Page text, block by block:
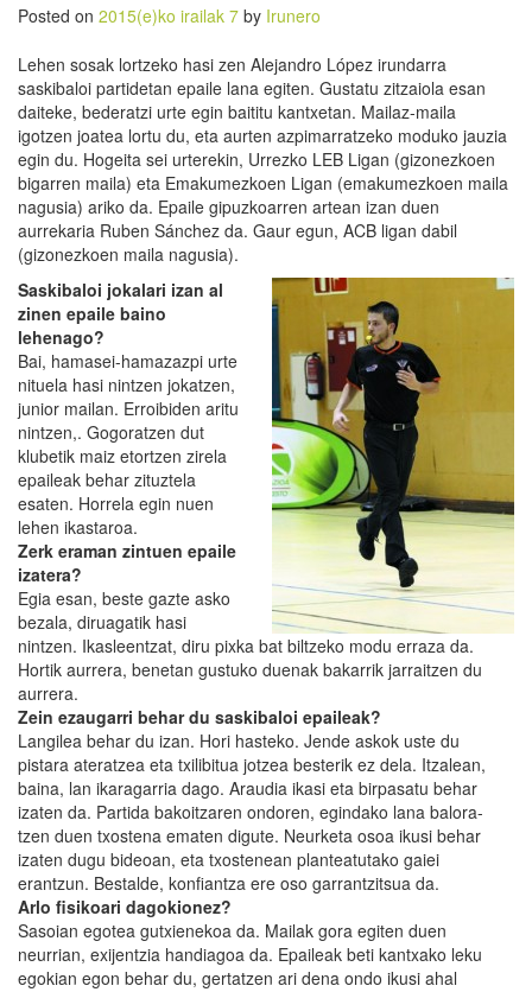
Posted on 2015(e)ko irailak 7 by Irunero
Lehen sosak lortzeko hasi zen Alejandro López irundarra
saskibaloi partidetan epaile lana egiten. Gustatu zitzaiola esan
daiteke, bederatzi urte egin baititu kantxetan. Mailaz-maila
igotzen joatea lortu du, eta aurten azpimarratzeko moduko jauzia
egin du. Hogeita sei urterekin, Urrezko LEB Ligan (gizonezkoen
bigarren maila) eta Emakumezkoen Ligan (emakumezkoen maila
nagusia) ariko da. Epaile gipuzkoarren artean izan duen
aurrekaria Ruben Sánchez da. Gaur egun, ACB ligan dabil
(gizonezkoen maila nagusia).
Saskibaloi jokalari izan al
zinen epaile baino
lehenago?
Bai, hamasei-hamazazpi urte
nituela hasi nintzen jokatzen,
junior mailan. Erroibiden aritu
nintzen,. Gogoratzen dut
klubetik maiz etortzen zirela
epaileak behar zituztela
esaten. Horrela egin nuen
lehen ikastaroa.
Zerk eraman zintuen epaile
izatera?
Egia esan, beste gazte asko
bezala, diruagatik hasi
nintzen. Ikasleentzat, diru pixka bat biltzeko modu erraza da.
Hortik aurrera, benetan gustuko duenak bakarrik jarraitzen du
aurrera.
Zein ezaugarri behar du saskibaloi epaileak?
Langilea behar du izan. Hori hasteko. Jende askok uste du
pistara ateratzea eta txilibitua jotzea besterik ez dela. Itzalean,
baina, lan ikaragarria dago. Araudia ikasi eta birpasatu behar
izaten da. Partida bakoitzaren ondoren, egindako lana balora-
tzen duen txostena ematen digute. Neurketa osoa ikusi behar
izaten dugu bideoan, eta txostenean planteatutako gaiei
erantzun. Bestalde, konfiantza ere oso garrantzitsua da.
Arlo fisikoari dagokionez?
Sasoian egotea gutxienekoa da. Mailak gora egiten duen
neurrian, exijentzia handiagoa da. Epaileak beti kantxako leku
egokian egon behar du, gertatzen ari dena ondo ikusi ahal